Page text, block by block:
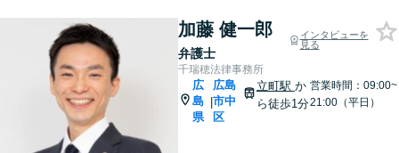
加藤 健一郎
弁護士
インタビューを
見る
千瑞穂法律事務所
広
島
県
|
広島
市中
区
立町駅 か
ら徒歩1分
営業時間：09:00~
21:00（平日）